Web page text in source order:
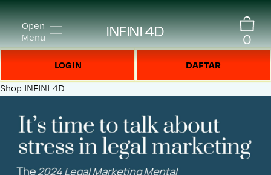
Open
Menu
INFINI 4D 0
LOGIN DAFTAR
Shop INFINI 4D